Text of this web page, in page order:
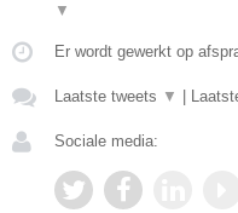
▼
Er wordt gewerkt op
Laatste tweets ▼
Sociale media: